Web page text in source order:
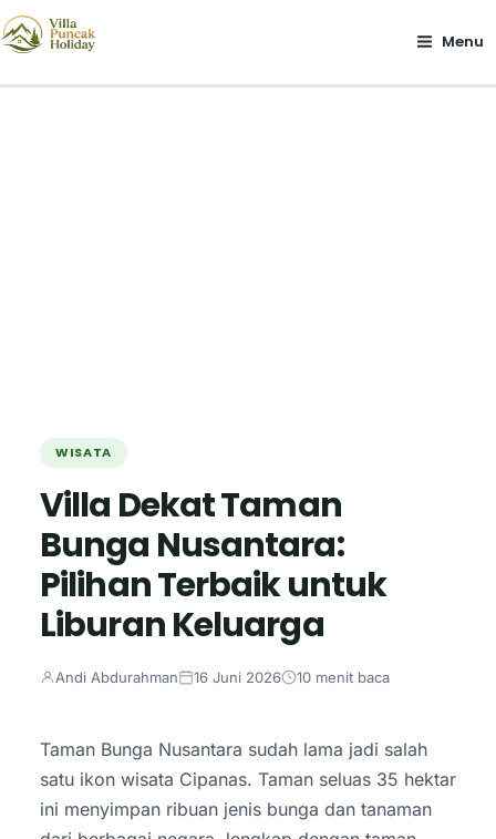
ke
Menu
WISATA
Villa Dekat Taman
Bunga Nusantara:
Pilihan Terbaik untuk
Liburan Keluarga
Andi Abdurahman 16 Juni 2026 10 menit baca
Taman Bunga Nusantara sudah lama jadi salah
satu ikon wisata Cipanas. Taman seluas 35 hektar
ini menyimpan ribuan jenis bunga dan tanaman